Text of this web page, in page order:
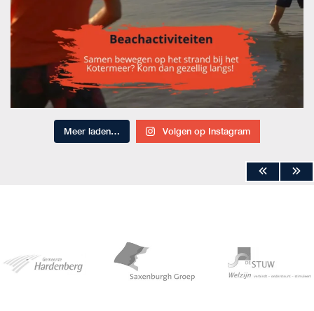
Meer laden… Volgen op Instagram